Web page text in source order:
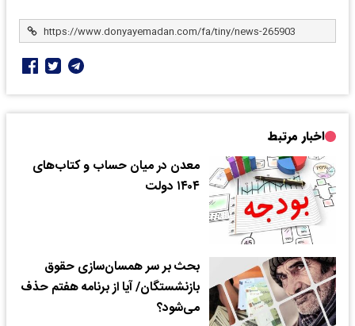
اخبار مرتبط
معدن در میان حساب و کتاب‌های
۱۴۰۴ دولت
بحث‌ بر سر همسان‌سازی حقوق
بازنشستگان/ آیا از برنامه هفتم حذف
می‌شود؟